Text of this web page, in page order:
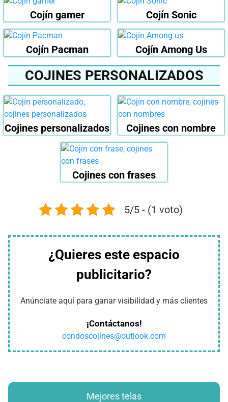
Cojín gamer Cojín Sonic
Cojín Pacman Cojín Among Us
COJINES PERSONALIZADOS
Cojines personalizados Cojines con nombre
Cojines con frases
5/5 - (1 voto)
¿Quieres este espacio
publicitario?
Anúnciate aquí para ganar visibilidad y más clientes
¡Contáctanos!
condoscojines@outlook.com
Mejores telas